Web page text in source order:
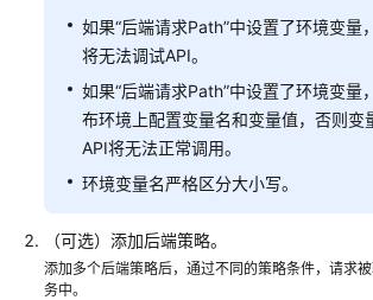
如果“后端请求Path”中设置了环境变量
将无法调试API。
如果“后端请求Path”中设置了环境变量
布环境上配置变量名和变量值，否则变
API将无法正常调用。
环境变量名严格区分大小写。
（可选）添加后端策略。
添加多个后端策略后，通过不同的策略条件，请求
务中。